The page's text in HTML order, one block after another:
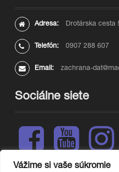
Vážime si vaše súkromie
Adresa: Drotárska cesta
Telefón: 0907 288 607
Email: zachrana-
Sociálne siete
F
c
b
Y
u
u
s
L